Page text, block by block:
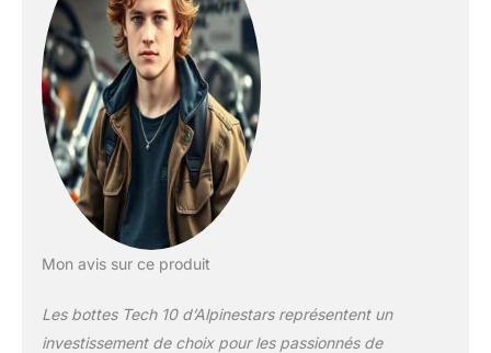
Mon avis sur ce produit
Les bottes Tech 10 d’Alpinestars représentent un
investissement de choix pour les passionnés de